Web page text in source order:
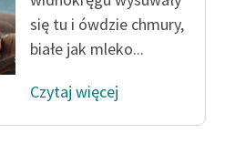
się tu i ówdzie chmury,
białe jak mleko...
Czytaj więcej